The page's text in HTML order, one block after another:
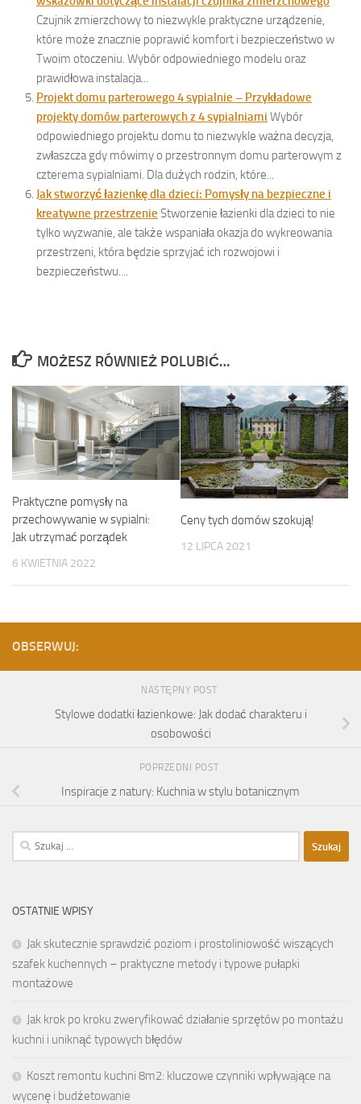
Czujnik zmierzchowy to niezwykle praktyczne urządzenie,
które może znacznie poprawić komfort i bezpieczeństwo w
Twoim otoczeniu. Wybór odpowiedniego modelu oraz
prawidłowa instalacja...
Projekt domu parterowego 4 sypialnie – Przykładowe
projekty domów parterowych z 4 sypialniami Wybór
odpowiedniego projektu domu to niezwykle ważna decyzja,
zwłaszcza gdy mówimy o przestronnym domu parterowym z
czterema sypialniami. Dla dużych rodzin, które...
Jak stworzyć łazienkę dla dzieci: Pomysły na bezpieczne i
kreatywne przestrzenie Stworzenie łazienki dla dzieci to nie
tylko wyzwanie, ale także wspaniała okazja do wykreowania
przestrzeni, która będzie sprzyjać ich rozwojowi i
bezpieczeństwu....
MOŻESZ RÓWNIEŻ POLUBIĆ…
Praktyczne pomysły na
przechowywanie w sypialni:
Jak utrzymać porządek
6 KWIETNIA 2022
Ceny tych domów szokują!
12 LIPCA 2021
OBSERWUJ:
NASTĘPNY POST
Stylowe dodatki łazienkowe: Jak dodać charakteru i
osobowości
POPRZEDNI POST
Inspiracje z natury: Kuchnia w stylu botanicznym
Szukaj:
OSTATNIE WPISY
Jak skutecznie sprawdzić poziom i prostoliniowość wiszących
szafek kuchennych – praktyczne metody i typowe pułapki
montażowe
Jak krok po kroku zweryfikować działanie sprzętów po montażu
kuchni i uniknąć typowych błędów
Koszt remontu kuchni 8m2: kluczowe czynniki wpływające na
wycenę i budżetowanie